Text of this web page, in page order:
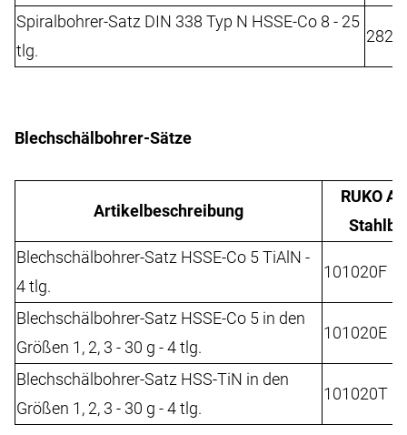
Spiralbohrer-Satz DIN 338 Typ N HSSE-Co 8 - 25
tlg.
Blechschälbohrer-Sätze
Artikelbeschreibung
RUKO
Blechschälbohrer-Satz HSSE-Co 5 TiAlN -
4 tlg.
101020F
Blechschälbohrer-Satz HSSE-Co 5 in den
Größen 1, 2, 3 - 30 g - 4 tlg.
101020E
Blechschälbohrer-Satz HSS-TiN in den
Größen 1, 2, 3 - 30 g - 4 tlg.
101020T